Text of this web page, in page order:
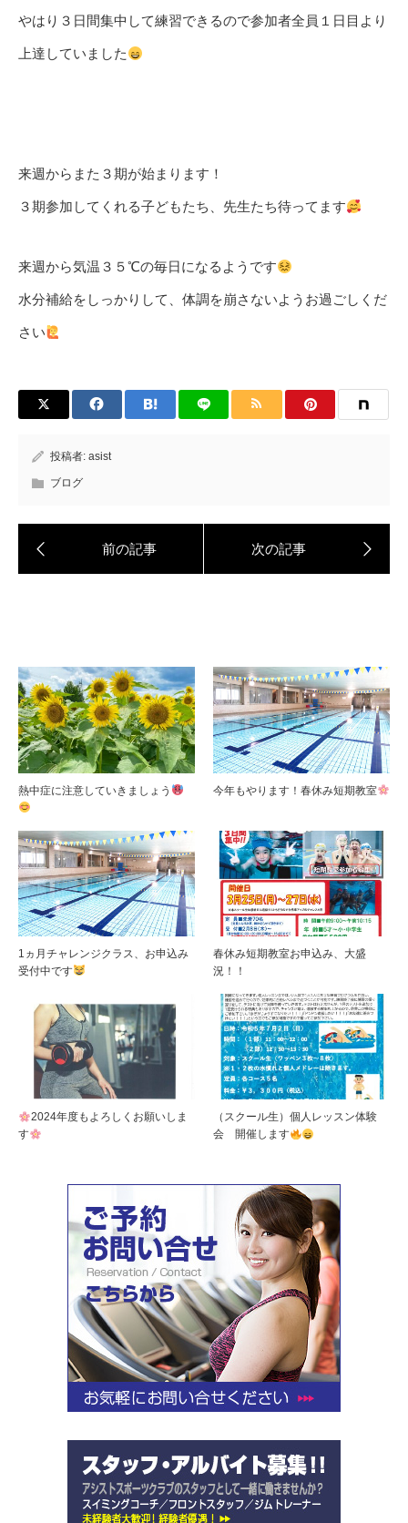
やはり３日間集中して練習できるので参加者全員１日目より
上達していました
来週からまた３期が始まります！
３期参加してくれる子どもたち、先生たち待ってます
来週から気温３５℃の毎日になるようです
水分補給をしっかりして、体調を崩さないようお過ごしくだ
さい
投稿者: asist
ブログ
熱中症に注意していきましょう 今年もやります！春休み短期教室
1ヵ月チャレンジクラス、お申込み
受付中です
春休み短期教室お申込み、大盛
況！！
2024年度もよろしくお願いしま
す
（スクール生）個人レッスン体験
会 開催します